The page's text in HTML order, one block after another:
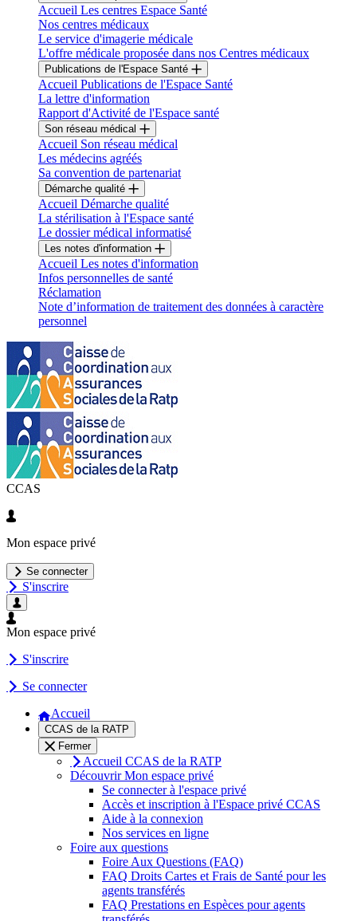
Accueil Les centres Espace Santé
Nos centres médicaux
Le service d'imagerie médicale
L'offre médicale proposée dans nos Centres médicaux
Publications de l'Espace Santé
Accueil Publications de l'Espace Santé
La lettre d'information
Rapport d'Activité de l'Espace santé
Son réseau médical
Accueil Son réseau médical
Les médecins agréés
Sa convention de partenariat
Démarche qualité
Accueil Démarche qualité
La stérilisation à l'Espace santé
Le dossier médical informatisé
Les notes d'information
Accueil Les notes d'information
Infos personnelles de santé
Réclamation
Note d’information de traitement des données à caractère
personnel
CCAS
Mon espace privé
Se connecter
S'inscrire
Mon espace privé
S'inscrire
Se connecter
Accueil
CCAS de la RATP
Fermer
Accueil CCAS de la RATP
Découvrir Mon espace privé
Se connecter à l'espace privé
Accès et inscription à l'Espace privé CCAS
Aide à la connexion
Nos services en ligne
Foire aux questions
Foire Aux Questions (FAQ)
FAQ Droits Cartes et Frais de Santé pour les
agents transférés
FAQ Prestations en Espèces pour agents